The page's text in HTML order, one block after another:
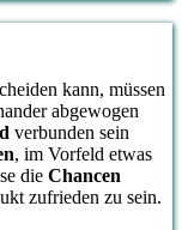
kann, müssen
abgewogen
verbunden sein
, im Vorfeld etwas
die Chancen
zufrieden zu sein.